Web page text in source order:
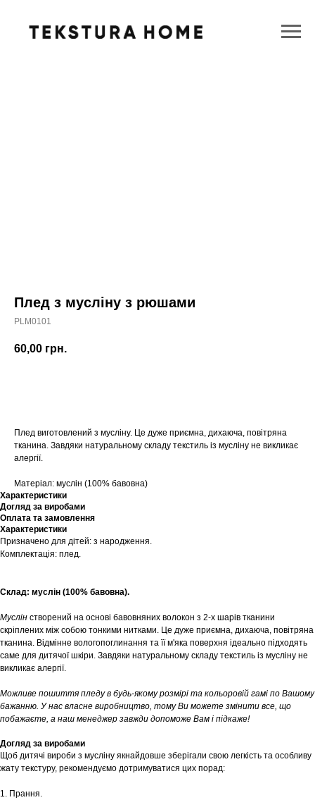
Плед з мусліну з рюшами
PLM0101
60,00 грн.
Плед виготовлений з мусліну. Це дуже приємна, дихаюча, повітряна
тканина. Завдяки натуральному складу текстиль із мусліну не викликає
алергії.
Матеріал: муслін (100% бавовна)
Характеристики
Догляд за виробами
Оплата та замовлення
Характеристики
Призначено для дітей: з народження.
Комплектація: плед.
Склад: муслін (100% бавовна).
Муслін створений на основі бавовняних волокон з 2-х шарів тканини
скріплених між собою тонкими нитками. Це дуже приємна, дихаюча, повітряна
тканина. Відмінне вологопоглинання та її м'яка поверхня ідеально підходять
саме для дитячої шкіри. Завдяки натуральному складу текстиль із мусліну не
викликає алергії.
Можливе пошиття пледу в будь-якому розмірі та кольоровій гамі по Вашому
бажанню. У нас власне виробництво, тому Ви можете змінити все, що
побажаєте, а наш менеджер завжди допоможе Вам і підкаже!
Догляд за виробами
Щоб дитячі вироби з мусліну якнайдовше зберігали свою легкість та особливу
жату текстуру, рекомендуємо дотримуватися цих порад:
1. Прання.